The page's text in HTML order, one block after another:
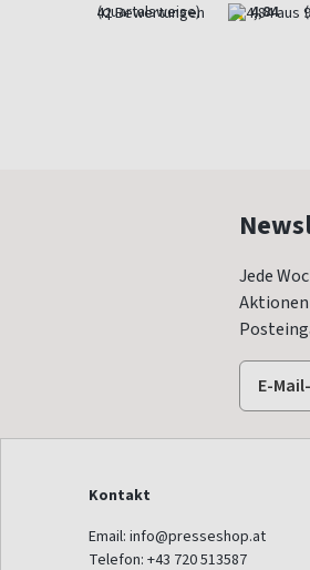
(quartalsweise) 4,84
Jede
Kontakt
Email: info@presseshop.at
Telefon: +43 720 513587